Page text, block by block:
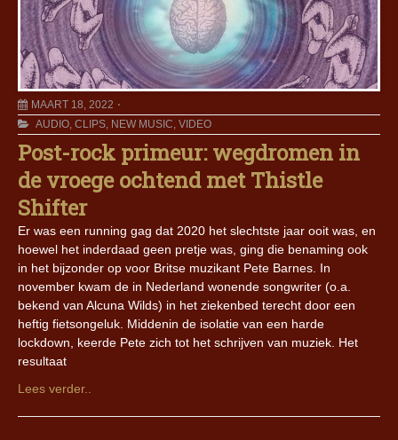
MAART 18, 2022
AUDIO, CLIPS, NEW MUSIC, VIDEO
Post-rock primeur: wegdromen in
de vroege ochtend met Thistle
Shifter
Er was een running gag dat 2020 het slechtste jaar ooit was, en
hoewel het inderdaad geen pretje was, ging die benaming ook
in het bijzonder op voor Britse muzikant Pete Barnes. In
november kwam de in Nederland wonende songwriter (o.a.
bekend van Alcuna Wilds) in het ziekenbed terecht door een
heftig fietsongeluk. Middenin de isolatie van een harde
lockdown, keerde Pete zich tot het schrijven van muziek. Het
resultaat
Lees verder..